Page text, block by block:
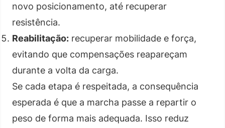
novo posicionamento, até recuperar
resistência.
Reabilitação: recuperar mobilidade e força,
evitando que compensações reapareçam
durante a volta da carga.
Se cada etapa é respeitada, a consequência
esperada é que a marcha passe a repartir o
peso de forma mais adequada. Isso reduz